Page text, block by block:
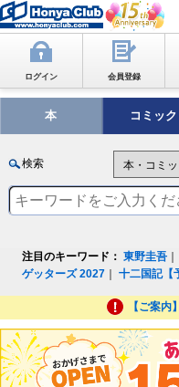
ログイン 会員登録
本 コミック
検索
注目のキーワード： 東野圭吾
ゲッターズ 2027 ｜十二国記【
【ご案内